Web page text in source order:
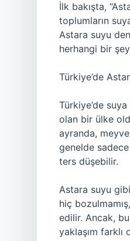
İlk bakışta,
toplumların
Astara suyu
herhangi bir
Türkiye’de
Türkiye’de
olan bir ülke
ayranda,
genelde
ters düşebilir.
Astara suyu
hiç
edilir. Ancak,
yaklaşım farklı